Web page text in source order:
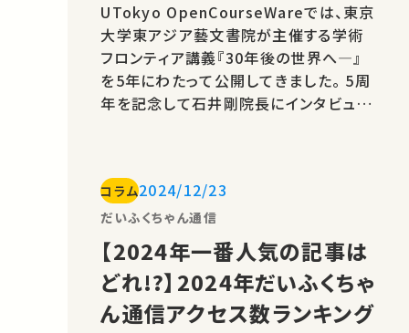
UTokyo OpenCourseWareでは、東京
大学東アジア藝文書院が主催する学術
フロンティア講義『30年後の世界へ―』
を5年にわたって公開してきました。 5周
年を記念して石井剛院長にインタビュー
ぜ30年後の世界をテーマに？
https://youtu.be/p3op4TOn_bw
第一弾は、30年後の世界について講義を
することにしたのか？この…
コラム2024/12/23
だいふくちゃん通信
【2024年一番人気の記事は
どれ!?】2024年だいふくちゃ
ん通信アクセス数ランキング